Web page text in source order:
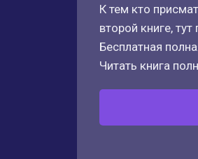
К тем кто
второй книге,
Бесплатная
Читать книга